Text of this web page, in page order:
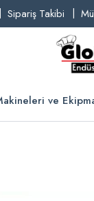
Sipariş Takibi
ve